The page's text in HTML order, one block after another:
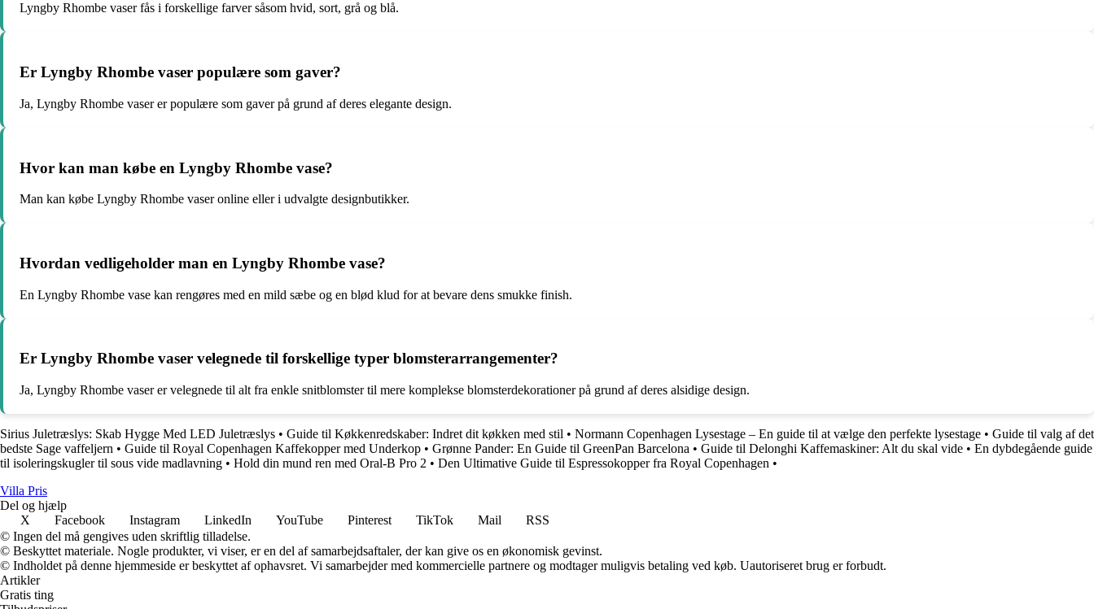
Lyngby Rhombe vaser fås i forskellige farver såsom hvid, sort, grå og blå.
Er Lyngby Rhombe vaser populære som gaver?
Ja, Lyngby Rhombe vaser er populære som gaver på grund af deres elegante design.
Hvor kan man købe en Lyngby Rhombe vase?
Man kan købe Lyngby Rhombe vaser online eller i udvalgte designbutikker.
Hvordan vedligeholder man en Lyngby Rhombe vase?
En Lyngby Rhombe vase kan rengøres med en mild sæbe og en blød klud for at bevare dens smukke finish.
Er Lyngby Rhombe vaser velegnede til forskellige typer blomsterarrangementer?
Ja, Lyngby Rhombe vaser er velegnede til alt fra enkle snitblomster til mere komplekse blomsterdekorationer på grund af deres alsidige design.
Sirius Juletræslys: Skab Hygge Med LED Juletræslys • Guide til Køkkenredskaber: Indret dit køkken med stil • Normann Copenhagen Lysestage – En guide til at vælge den perfekte lysestage • Guide til valg af det
bedste Sage vaffeljern • Guide til Royal Copenhagen Kaffekopper med Underkop • Grønne Pander: En Guide til GreenPan Barcelona • Guide til Delonghi Kaffemaskiner: Alt du skal vide • En dybdegående guide
til isoleringskugler til sous vide madlavning • Hold din mund ren med Oral-B Pro 2 • Den Ultimative Guide til Espressokopper fra Royal Copenhagen •
Villa Pris
Del og hjælp
X
Facebook Instagram LinkedIn YouTube Pinterest TikTok Mail
RSS
© Ingen del må gengives uden skriftlig tilladelse.
© Beskyttet materiale. Nogle produkter, vi viser, er en del af samarbejdsaftaler, der kan give os en økonomisk gevinst.
© Indholdet på denne hjemmeside er beskyttet af ophavsret. Vi samarbejder med kommercielle partnere og modtager muligvis betaling ved køb. Uautoriseret brug er forbudt.
Artikler
Gratis ting